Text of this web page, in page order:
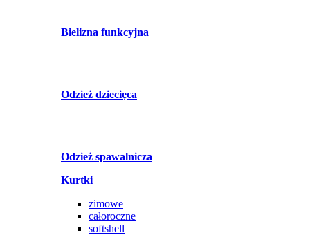
Bielizna funkcyjna
Odzież dziecięca
Odzież spawalnicza
Kurtki
zimowe
całoroczne
softshell